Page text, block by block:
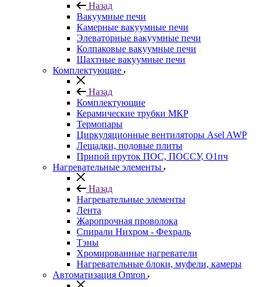
Назад
Вакуумные печи
Камерные вакуумные печи
Элеваторные вакуумные печи
Колпаковые вакуумные печи
Шахтные вакуумные печи
Комплектующие
Назад
Комплектующие
Керамические трубки МКР
Термопары
Циркуляционные вентиляторы Asel AWP
Лещадки, подовые плиты
Припой пруток ПОС, ПОССУ, О1пч
Нагревательные элементы
Назад
Нагревательные элементы
Лента
Жаропрочная проволока
Спирали Нихром - Фехраль
Тэны
Хромированные нагреватели
Нагревательные блоки, муфели, камеры
Автоматизация Omron